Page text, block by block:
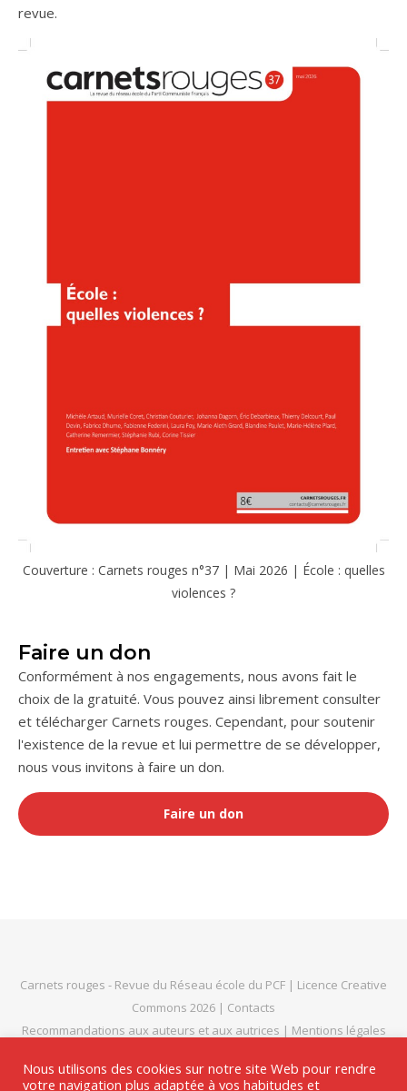
revue.
Couverture : Carnets rouges n°37 | Mai 2026 | École : quelles
violences ?
Faire un don
Conformément à nos engagements, nous avons fait le
choix de la gratuité. Vous pouvez ainsi librement consulter
et télécharger Carnets rouges. Cependant, pour soutenir
l'existence de la revue et lui permettre de se développer,
nous vous invitons à faire un don.
Faire un don
Carnets rouges - Revue du Réseau école du PCF | Licence Creative
Commons 2026 | Contacts
Recommandations aux auteurs et aux autrices | Mentions légales
Nous utilisons des cookies sur notre site Web pour rendre
votre navigation plus adaptée à vos habitudes et